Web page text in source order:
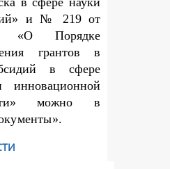
и № 219 от
«О Порядке
грантов в
в сфере
инновационной
можно в